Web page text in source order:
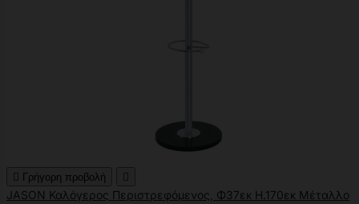
 Γρήγορη προβολή 
JASON Καλόγερος Περιστρεφόμενος, Φ37εκ H.170εκ Μέταλλο